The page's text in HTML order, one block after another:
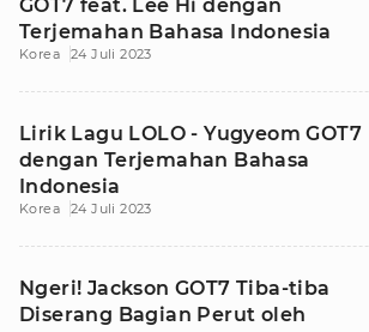
GOT7 feat. Lee Hi dengan
Terjemahan Bahasa Indonesia
Korea 24 Juli 2023
Lirik Lagu LOLO - Yugyeom GOT7
dengan Terjemahan Bahasa
Indonesia
Korea 24 Juli 2023
Ngeri! Jackson GOT7 Tiba-tiba
Diserang Bagian Perut oleh